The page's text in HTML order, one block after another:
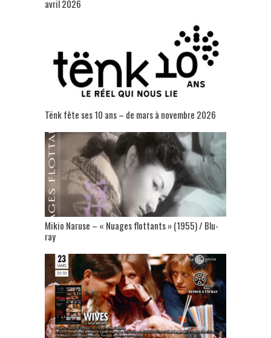
avril 2026
Tënk fête ses 10 ans – de mars à novembre 2026
Mikio Naruse – « Nuages flottants » (1955) / Blu-
ray